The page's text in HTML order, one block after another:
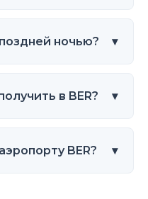
ночью? ▾
в BER? ▾
BER? ▾